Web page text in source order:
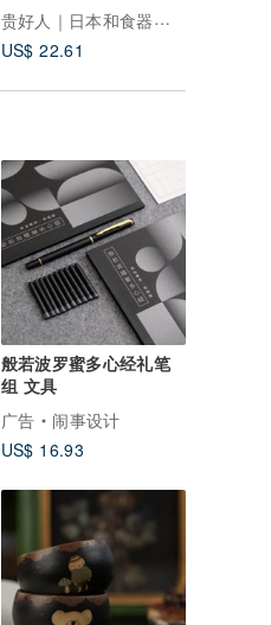
贵好人｜日本和食器选物店
US$ 22.61
般若波罗蜜多心经礼笔
组 文具
广告
闹事设计
US$ 16.93